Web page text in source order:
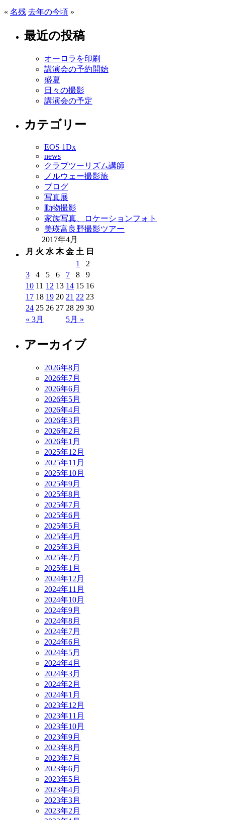
« 名残 去年の今頃 »
最近の投稿
オーロラを印刷
講演会の予約開始
盛夏
日々の撮影
講演会の予定
カテゴリー
EOS 1Dx
news
クラブツーリズム講師
ノルウェー撮影旅
ブログ
写真展
動物撮影
家族写真、ロケーションフォト
美瑛富良野撮影ツアー
2017年4月
月 火 水 木 金 土 日
« 3月 5月 »
1
2
3
4 5 6 7 8
9
10 11 12 13 14 15 16
17 18 19 20 21 22 23
24 25 26 27 28 29 30
アーカイブ
2026年8月
2026年7月
2026年6月
2026年5月
2026年4月
2026年3月
2026年2月
2026年1月
2025年12月
2025年11月
2025年10月
2025年9月
2025年8月
2025年7月
2025年6月
2025年5月
2025年4月
2025年3月
2025年2月
2025年1月
2024年12月
2024年11月
2024年10月
2024年9月
2024年8月
2024年7月
2024年6月
2024年5月
2024年4月
2024年3月
2024年2月
2024年1月
2023年12月
2023年11月
2023年10月
2023年9月
2023年8月
2023年7月
2023年6月
2023年5月
2023年4月
2023年3月
2023年2月